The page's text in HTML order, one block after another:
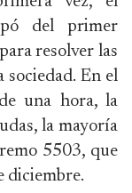
del primer
resolver las
sociedad. En el
una hora, la
la mayoría
5503, que
diciembre.